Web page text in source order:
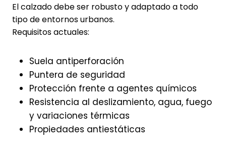
El calzado debe ser robusto y adaptado a todo
tipo de entornos urbanos.
Requisitos actuales:
Suela antiperforación
Puntera de seguridad
Protección frente a agentes químicos
Resistencia al deslizamiento, agua, fuego
y variaciones térmicas
Propiedades antiestáticas